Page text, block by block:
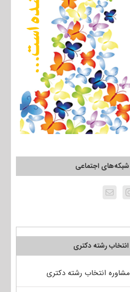
شبکه‌های اجتماعی
انتخاب رشته دکتری
مشاوره انتخاب رشته دکتری